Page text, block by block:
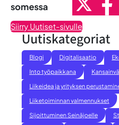
somessa
Siirry Uutiset-sivulle
Uutiskategoriat
Blogi Digitalisaatio
Into työpaikkana
Liikeidea ja yrityksen
Liiketoiminnan valmennukset
Sijoittuminen Seinäjoelle